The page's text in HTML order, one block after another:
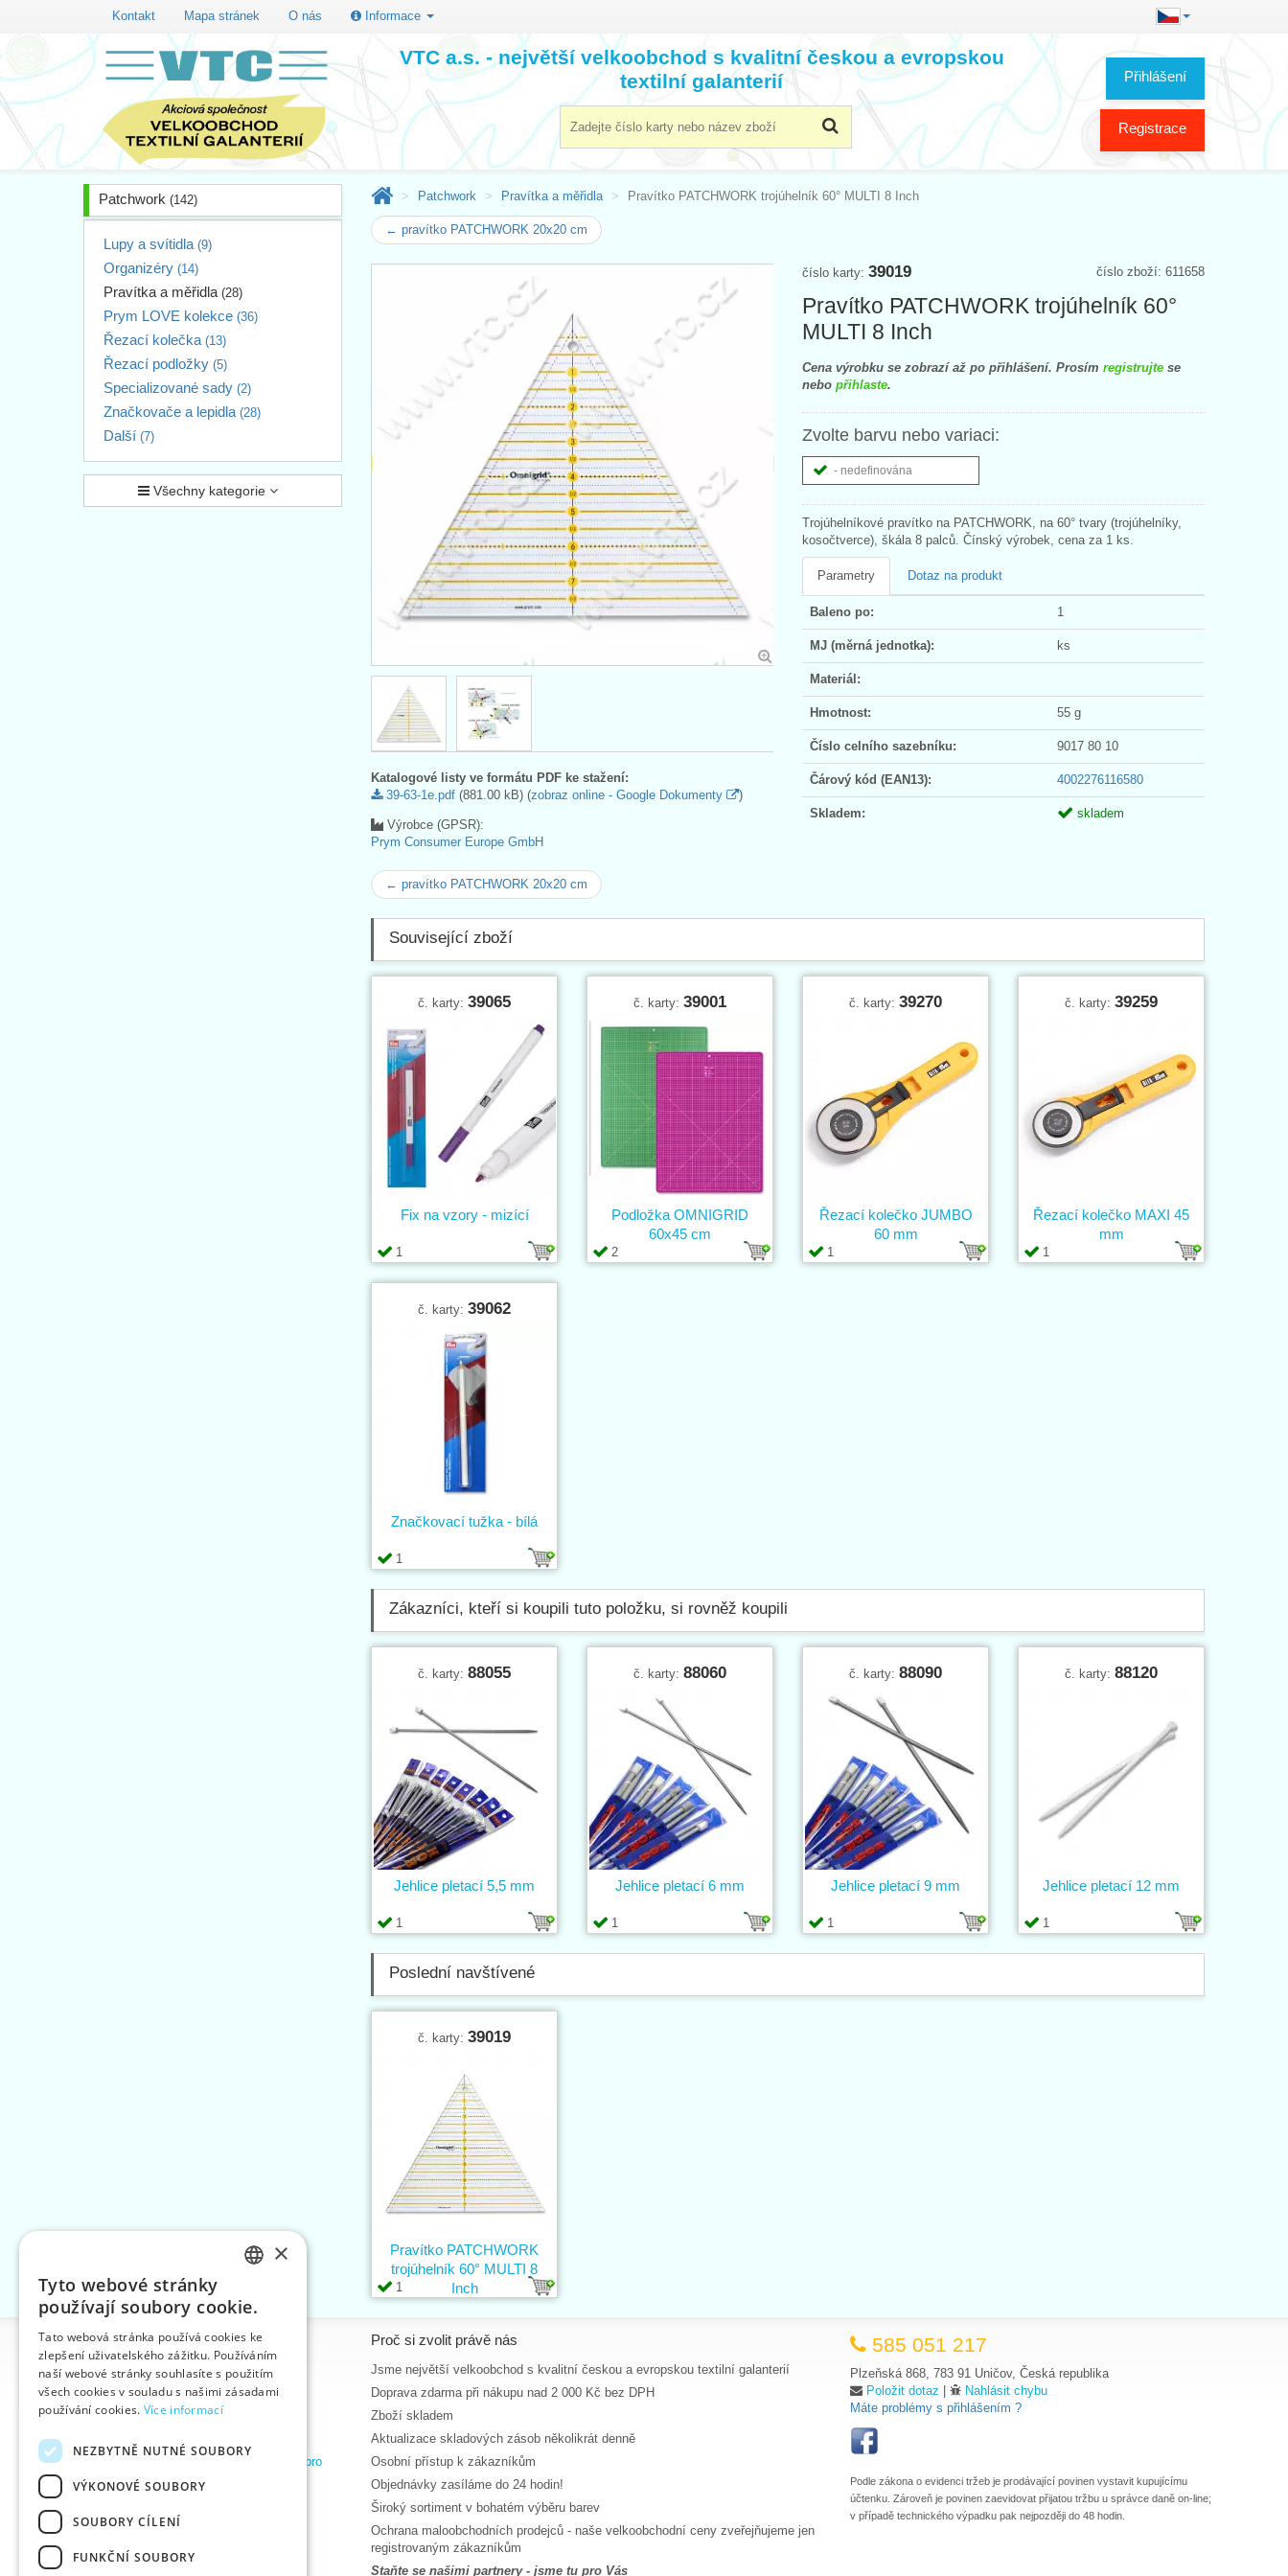
Kontakt Mapa stránek O nás Informace
Přihlášení
Registrace
VTC a.s. - největší velkoobchod s kvalitní českou a evropskou
textilní galanterií
Patchwork (142)
Lupy a svítidla (9)
Organizéry (14)
Pravítka a měřidla (28)
Prym LOVE kolekce (36)
Řezací kolečka (13)
Řezací podložky (5)
Specializované sady (2)
Značkovače a lepidla (28)
Další (7)
Všechny kategorie
Patchwork Pravítka a měřidla Pravítko PATCHWORK trojúhelník 60° MULTI 8 Inch
← pravítko PATCHWORK 20x20 cm
číslo zboží: 611658
číslo karty: 39019
Pravítko PATCHWORK trojúhelník 60°
MULTI 8 Inch
Cena výrobku se zobrazí až po přihlášení. Prosím registrujte se
nebo přihlaste.
Zvolte barvu nebo variaci:
- nedefinována
Trojúhelníkové pravítko na PATCHWORK, na 60° tvary (trojúhelníky,
kosočtverce), škála 8 palců. Čínský výrobek, cena za 1 ks.
Parametry Dotaz na produkt
Baleno po: 1
MJ (měrná jednotka): ks
Materiál:
Hmotnost: 55 g
Číslo celního sazebníku: 9017 80 10
Čárový kód (EAN13): 4002276116580
Skladem: skladem
Katalogové listy ve formátu PDF ke stažení:
39-63-1e.pdf (881.00 kB) (zobraz online - Google Dokumenty )
Výrobce (GPSR):
Prym Consumer Europe GmbH
← pravítko PATCHWORK 20x20 cm
Související zboží
č. karty: 39065
1
Fix na vzory - mizící
č. karty: 39001
2
Podložka OMNIGRID
60x45 cm
č. karty: 39270
1
Řezací kolečko JUMBO
60 mm
č. karty: 39259
1
Řezací kolečko MAXI 45
mm
č. karty: 39062
1
Značkovací tužka - bílá
Zákazníci, kteří si koupili tuto položku, si rovněž koupili
č. karty: 88055
1
Jehlice pletací 5,5 mm
č. karty: 88060
1
Jehlice pletací 6 mm
č. karty: 88090
1
Jehlice pletací 9 mm
č. karty: 88120
1
Jehlice pletací 12 mm
Poslední navštívené
č. karty: 39019
1
Pravítko PATCHWORK
trojúhelník 60° MULTI 8
Inch
Informace
Úvodní strana
Kontakt
Mapa stránek
Obchodní podmínky e-shopu VTC, a.s. pro
zákazníky z České republiky
Nápověda
Ke stažení
Proč si zvolit právě nás
Jsme největší velkoobchod s kvalitní českou a evropskou textilní galanterií
Doprava zdarma při nákupu nad 2 000 Kč bez DPH
Zboží skladem
Aktualizace skladových zásob několikrát denně
Osobní přístup k zákazníkům
Objednávky zasíláme do 24 hodin!
Široký sortiment v bohatém výběru barev
Ochrana maloobchodních prodejců - naše velkoobchodní ceny zveřejňujeme jen
registrovaným zákazníkům
Staňte se našimi partnery - jsme tu pro Vás
585 051 217
Plzeňská 868, 783 91 Uničov, Česká republika
Položit dotaz |
Nahlásit chybu
Máte problémy s přihlášením ?
Podle zákona o evidenci tržeb je prodávající povinen vystavit kupujícímu
účtenku. Zároveň je povinen zaevidovat přijatou tržbu u správce daně on-line;
v případě technického výpadku pak nejpozději do 48 hodin.
ENGLISH
GERMAN
×
Tyto webové stránky
používají soubory cookie.
Tato webová stránka používá cookies ke
zlepšení uživatelského zážitku. Používáním
naší webové stránky souhlasíte s použitím
všech cookies v souladu s našimi zásadami
používání cookies. Více informací
NEZBYTNĚ NUTNÉ SOUBORY
VÝKONOVÉ SOUBORY
SOUBORY CÍLENÍ
FUNKČNÍ SOUBORY